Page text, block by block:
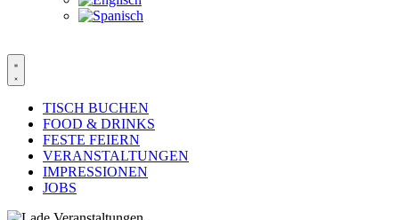
TISCH BUCHEN
FOOD & DRINKS
FESTE FEIERN
VERANSTALTUNGEN
IMPRESSIONEN
JOBS